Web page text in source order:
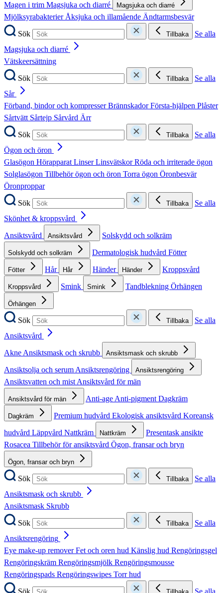
Magen i trim Magsjuka och diarré Magsjuka och diarré
MjölksyrabakterierÅksjuka och illamående Ändtarmsbesvär
Sök
Tillbaka
Se alla
Magsjuka och diarré
Vätskeersättning
Sök
Tillbaka
Se alla
Sår
Förband, bindor och kompresserBrännskadorFörsta-hjälpen Plåster
Sårtvätt Sårtejp Sårvård Ärr
Sök
Tillbaka
Se alla
Ögon och öron
Glasögon HörapparatLinserLinsvätskorRöda och irriterade ögon
Solglasögon Tillbehör ögon och öron Torra ögon Öronbesvär
Öronproppar
Sök
Tillbaka
Se alla
Skönhet & kroppsvård
Ansiktsvård
Ansiktsvård Solskydd och solkräm
Solskydd och solkräm Dermatologisk hudvård Fötter
Fötter Hår Hår Händer Händer Kroppsvård
Kroppsvård Smink Smink Tandblekning Örhängen
Örhängen
Sök Tillbaka
Se alla
Ansiktsvård
AkneAnsiktsmask och skrubb Ansiktsmask och skrubb
Ansiktsolja och serumAnsiktsrengöring Ansiktsrengöring
Ansiktsvatten och mistAnsiktsvård för män
Ansiktsvård för män Anti-ageAnti-pigmentDagkräm
Dagkräm Premium hudvård Ekologisk ansiktsvård Koreansk
hudvård Läppvård Nattkräm Nattkräm
Presentask ansikte
Rosacea Tillbehör för ansiktsvård Ögon, fransar och bryn
Ögon, fransar och bryn
Sök Tillbaka
Se alla
Ansiktsmask och skrubb
Ansiktsmask Skrubb
Sök
Tillbaka
Se alla
Ansiktsrengöring
Eye make-up removerFet och oren hud Känslig hud Rengöringsgel
Rengöringskräm Rengöringsmjölk Rengöringsmousse
Rengöringspads Rengöringswipes Torr hud